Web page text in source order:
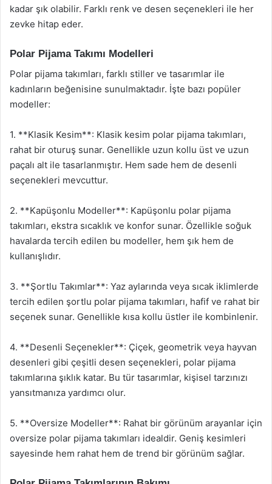
kadar şık olabilir. Farklı renk ve desen seçenekleri ile her
zevke hitap eder.
Polar Pijama Takımı Modelleri
Polar pijama takımları, farklı stiller ve tasarımlar ile
kadınların beğenisine sunulmaktadır. İşte bazı popüler
modeller:
1. **Klasik Kesim**: Klasik kesim polar pijama takımları,
rahat bir oturuş sunar. Genellikle uzun kollu üst ve uzun
paçalı alt ile tasarlanmıştır. Hem sade hem de desenli
seçenekleri mevcuttur.
2. **Kapüşonlu Modeller**: Kapüşonlu polar pijama
takımları, ekstra sıcaklık ve konfor sunar. Özellikle soğuk
havalarda tercih edilen bu modeller, hem şık hem de
kullanışlıdır.
3. **Şortlu Takımlar**: Yaz aylarında veya sıcak iklimlerde
tercih edilen şortlu polar pijama takımları, hafif ve rahat bir
seçenek sunar. Genellikle kısa kollu üstler ile kombinlenir.
4. **Desenli Seçenekler**: Çiçek, geometrik veya hayvan
desenleri gibi çeşitli desen seçenekleri, polar pijama
takımlarına şıklık katar. Bu tür tasarımlar, kişisel tarzınızı
yansıtmanıza yardımcı olur.
5. **Oversize Modeller**: Rahat bir görünüm arayanlar için
oversize polar pijama takımları idealdir. Geniş kesimleri
sayesinde hem rahat hem de trend bir görünüm sağlar.